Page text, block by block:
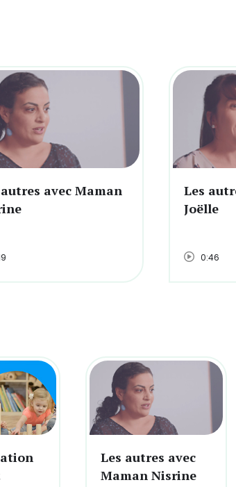
avec Maman
Les
Joëlle
0:46
Les autres avec
Maman Nisrine